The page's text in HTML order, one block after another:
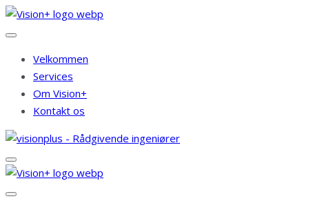
Velkommen
Services
Om Vision+
Kontakt os